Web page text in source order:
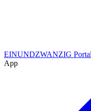
EINUNDZWANZIG Portal
App